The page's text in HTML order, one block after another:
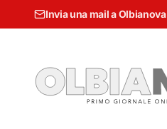
Invia una mail a Olbianova